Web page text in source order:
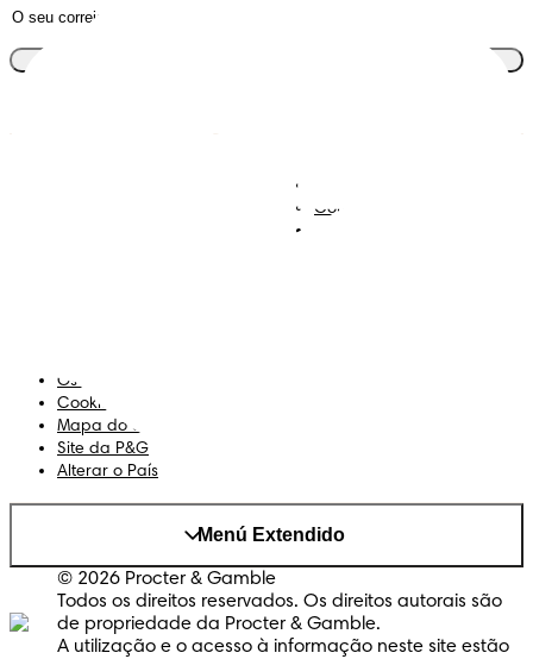
Contacta-nos
Os Meus Dados
Cookies
Mapa do Site
Site da P&G
Alterar o País
Menú Extendido
© 2026 Procter & Gamble
Todos os direitos reservados. Os direitos autorais são
de propriedade da Procter & Gamble.
A utilização e o acesso à informação neste site estão